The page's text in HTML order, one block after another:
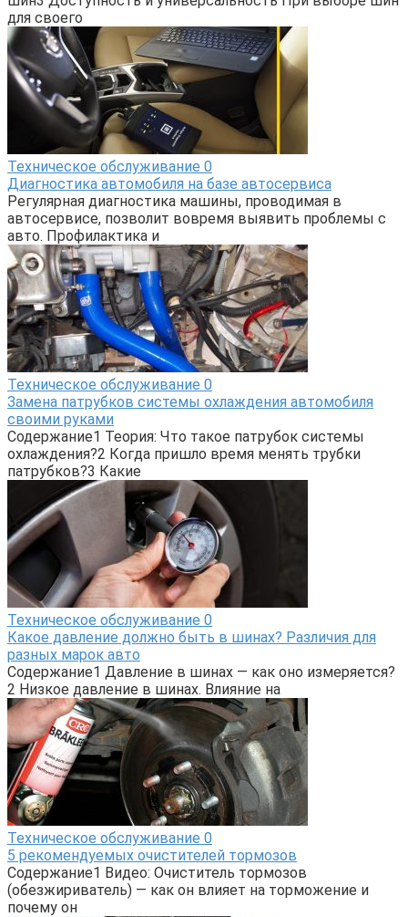
для своего
Техническое обслуживание 0
Диагностика автомобиля на базе автосервиса
Регулярная диагностика машины, проводимая в
автосервисе, позволит вовремя выявить проблемы с
авто. Профилактика и
Техническое обслуживание 0
Замена патрубков системы охлаждения автомобиля
своими руками
Содержание1 Теория: Что такое патрубок системы
охлаждения?2 Когда пришло время менять трубки
патрубков?3 Какие
Техническое обслуживание 0
Какое давление должно быть в шинах? Различия для
разных марок авто
Содержание1 Давление в шинах — как оно измеряется?
2 Низкое давление в шинах. Влияние на
Техническое обслуживание 0
5 рекомендуемых очистителей тормозов
Содержание1 Видео: Очиститель тормозов
(обезжириватель) — как он влияет на торможение и
почему он